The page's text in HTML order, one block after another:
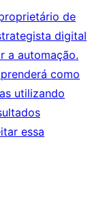
de
digital
a automação.
como
utilizando
essa